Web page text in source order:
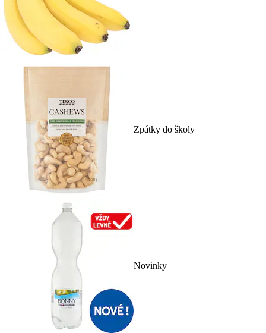
Zpátky do školy
Novinky